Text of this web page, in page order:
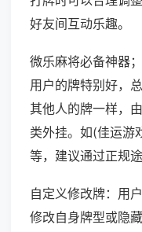
好友间互动乐趣。
微乐麻将必备神器
用户的牌特别好，
其他人的牌一样，
类外挂。如(佳运游
等，建议通过正规
自定义修改牌：用
修改自身牌型或隐